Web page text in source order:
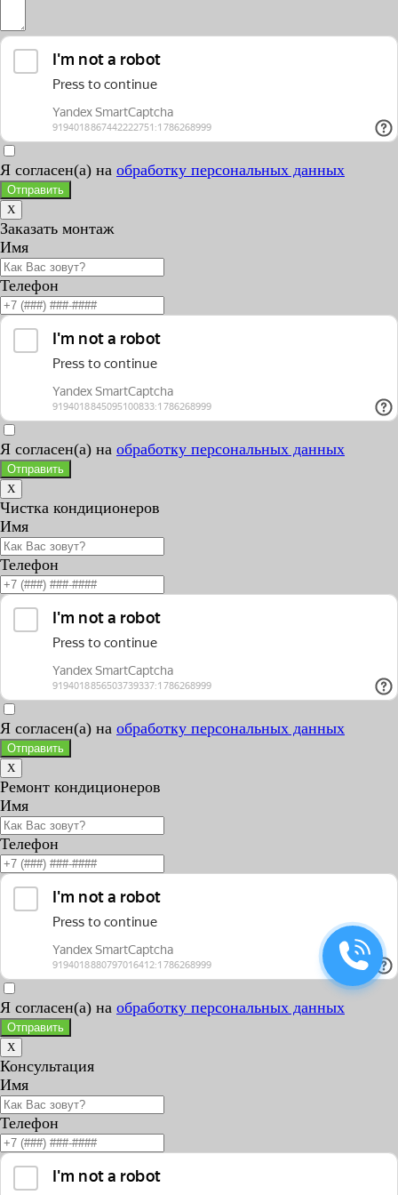
Я согласен(а) на обработку персональных данных
Отправить
X
Заказать монтаж
Имя
Телефон
Я согласен(а) на обработку персональных данных
Отправить
X
Чистка кондиционеров
Имя
Телефон
Я согласен(а) на обработку персональных данных
Отправить
X
Ремонт кондиционеров
Имя
Телефон
Я согласен(а) на обработку персональных данных
Отправить
X
Консультация
Имя
Телефон